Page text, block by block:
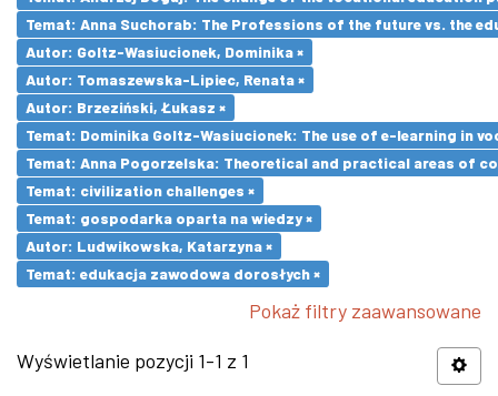
Temat: Anna Suchorab: The Professions of the future vs. the
Autor: Goltz-Wasiucionek, Dominika ×
Autor: Tomaszewska-Lipiec, Renata ×
Autor: Brzeziński, Łukasz ×
Temat: Dominika Goltz-Wasiucionek: The use of e-learning in
Temat: Anna Pogorzelska: Theoretical and practical areas of
Temat: civilization challenges ×
Temat: gospodarka oparta na wiedzy ×
Autor: Ludwikowska, Katarzyna ×
Temat: edukacja zawodowa dorosłych ×
Pokaż filtry zaawansowane
Wyświetlanie pozycji 1-1 z 1